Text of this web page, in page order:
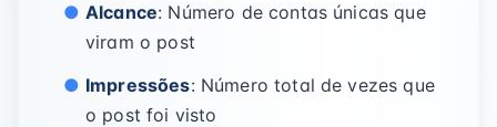
Alcance: Número de contas únicas que
viram o post
Impressões: Número total de vezes que
o post foi visto